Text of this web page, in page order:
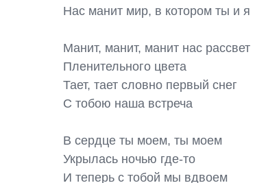
Нас манит мир, в котором ты и я
Манит, манит, манит нас рассвет
Пленительного цвета
Тает, тает словно первый снег
С тобою наша встреча
В сердце ты моем, ты моем
Укрылась ночью где-то
И теперь с тобой мы вдвоем